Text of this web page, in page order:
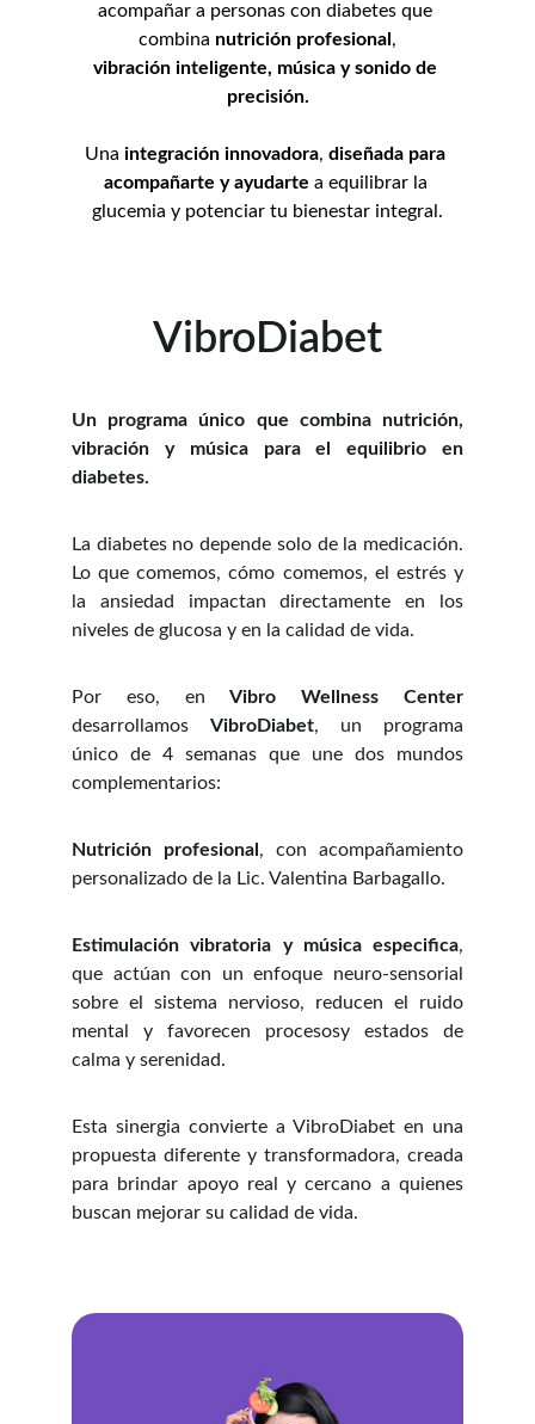
acompañar a personas con diabetes que
combina nutrición profesional ,
vibración inteligente, música y sonido de
precisión.
Una integración innovadora, diseñada para
acompañarte y ayudarte a equilibrar la
glucemia y potenciar tu bienestar integral.
VibroDiabet
Un programa único que combina nutrición,
vibración y música para el equilibrio en
diabetes.
La diabetes no depende solo de la medicación.
Lo que comemos, cómo comemos, el estrés y
la ansiedad impactan directamente en los
niveles de glucosa y en la calidad de vida.
Por eso, enVibro Wellness Center
desarrollamos VibroDiabet, un programa
único de 4 semanas que une dos mundos
complementarios:
Nutrición profesional , con acompañamiento
personalizado de la Lic. Valentina Barbagallo.
Estimulación vibratoria y música especifica,
que actúan con un enfoque neuro-sensorial
sobre el sistema nervioso, reducen el ruido
mental y favorecen procesosy estados de
calma y serenidad.
Esta sinergia convierte a VibroDiabet en una
propuesta diferente y transformadora, creada
para brindar apoyo real y cercano a quienes
buscan mejorar su calidad de vida.